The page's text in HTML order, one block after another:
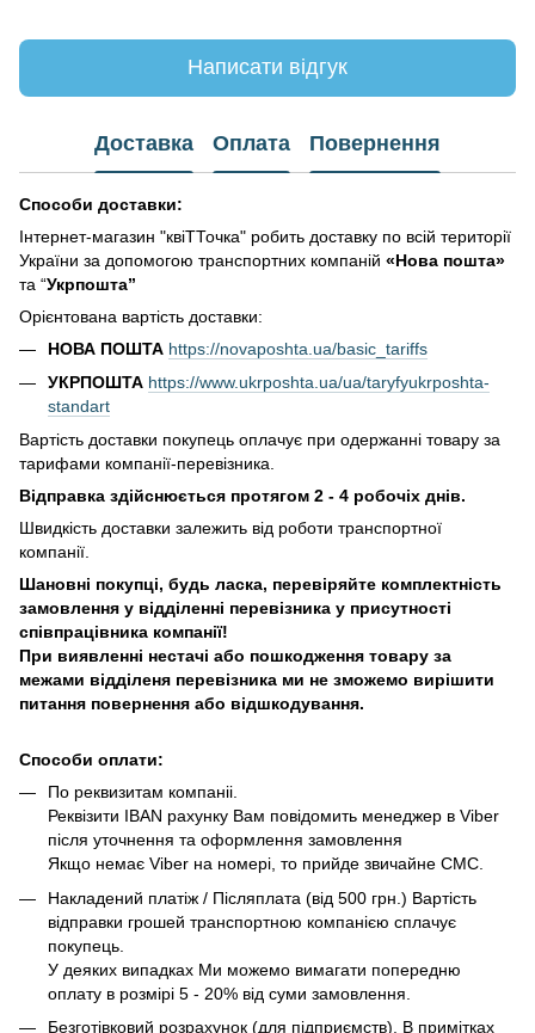
Написати відгук
Доставка Оплата Повернення
Способи доставки:
Інтернет-магазин "квіТТочка" робить доставку по всій території
України за допомогою транспортних компаній «Нова пошта»
та “Укрпошта”
Орієнтована вартість доставки:
НОВА ПОШТА https://novaposhta.ua/basic_tariffs
УКРПОШТА https://www.ukrposhta.ua/ua/taryfyukrposhta-
standart
Вартість доставки покупець оплачує при одержанні товару за
тарифами компанії-перевізника.
Відправка здійснюється протягом 2 - 4 робочіх днів.
Швидкість доставки залежить від роботи транспортної
компанії.
Шановні покупці, будь ласка, перевіряйте комплектність
замовлення у відділенні перевізника у присутності
співпрацівника компанії!
При виявленні нестачі або пошкодження товару за
межами відділеня перевізника ми не зможемо вирішити
питання повернення або відшкодування.
Способи оплати:
По реквизитам компаніі.
Реквізити IBAN рахунку Вам повідомить менеджер в Viber
після уточнення та оформлення замовлення
Якщо немає Viber на номері, то прийде звичайне СМС.
Накладений платіж / Післяплата (від 500 грн.) Вартість
відправки грошей транспортною компанією сплачує
покупець.
У деяких випадках Ми можемо вимагати попередню
оплату в розмірі 5 - 20% від суми замовлення.
Безготівковий розрахунок (для підприємств). В примітках